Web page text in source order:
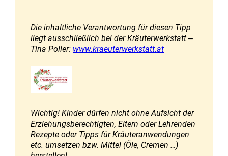
Die inhaltliche Verantwortung für diesen Tipp
liegt ausschließlich bei der Kräuterwerkstatt ‒
Tina Poller: www.kraeuterwerkstatt.at
Wichtig! Kinder dürfen nicht ohne Aufsicht der
Erziehungsberechtigten, Eltern oder Lehrenden
Rezepte oder Tipps für Kräuteranwendungen
etc. umsetzen bzw. Mittel (Öle, Cremen …)